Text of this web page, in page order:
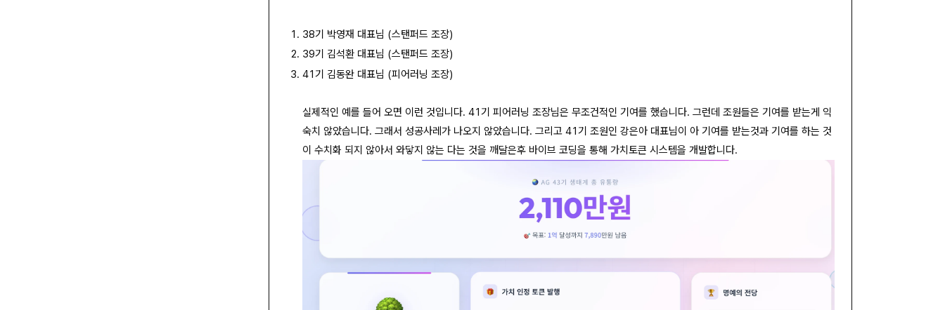
38기 박영재 대표님 (스탠퍼드 조장)
39기 김석환 대표님 (스탠퍼드 조장)
41기 김동완 대표님 (피어러닝 조장)
실제적인 예를 들어 오면 이런 것입니다. 41기 피어러닝 조장님은 무조건적인 기여를 했습니다. 그런데 조원들은 기여를 받는게 익
숙치 않았습니다. 그래서 성공사레가 나오지 않았습니다. 그리고 41기 조원인 강은아 대표님이 아 기여를 받는것과 기여를 하는 것
이 수치화 되지 않아서 와닿지 않는 다는 것을 깨달은후 바이브 코딩을 통해 가치토큰 시스템을 개발합니다.